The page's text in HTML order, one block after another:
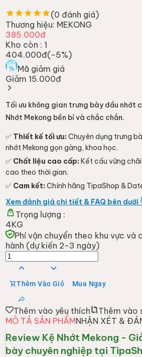
(0 đánh giá)
Thương hiệu: MEKONG
385.000đ
Kho còn : 1
404.000đ(-5%)
Mã giảm giá
Giảm 15.000đ
Tối ưu không gian trưng bày dầu nhớt
Nhớt Mekong bền bỉ và chắc chắn.
✅ Thiết kế tối ưu: Chuyên dụng trưng
nhớt Mekong gọn gàng, khoa học.
✅ Chất liệu cao cấp: Kết cấu vững
cao theo thời gian.
✅ Cam kết: Chính hãng TipaShop &
Xem đánh giá chi tiết & FAQ bên dưới
Trọng lượng :
4KG
Phí vận chuyển theo khu vực và
hành (dự kiến 2-3 ngày)
Thêm Vào Giỏ Mua Ngay
Thêm vào yêu thích
Thêm vào
MÔ TẢ SẢN PHẨMNHẬN XÉT &
Review Kệ Nhớt Mekong -
bày chuyên nghiệp tại